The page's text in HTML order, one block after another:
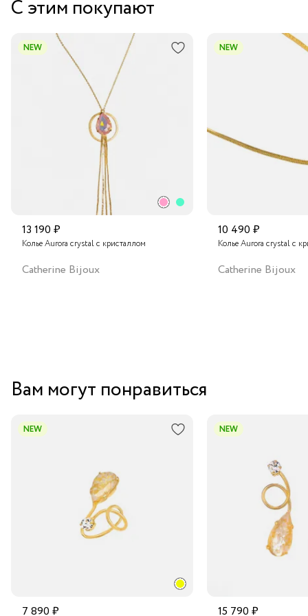
даря вашему облику неповторимое очарование.
Курьером за 1-2 дня
В пункт выдачи заказов Boxberry
Транспортной компанией по России
Подробнее о сроках доставки
С этим покупают
NEW
13 190 ₽
Колье Aurora crystal с кристаллом
Catherine Bijoux
NEW
10 490 ₽
Колье Aurora crystal с
Catherine Bijoux
Вам могут понравиться
NEW
7 890 ₽
NEW
15 790 ₽